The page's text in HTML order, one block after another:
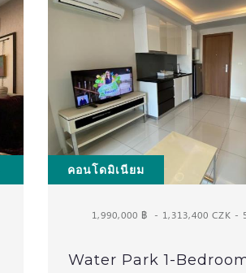
คอนโดมิเนียม
1,990,000 ฿ - 1,313,400 CZK -
Water Park 1-